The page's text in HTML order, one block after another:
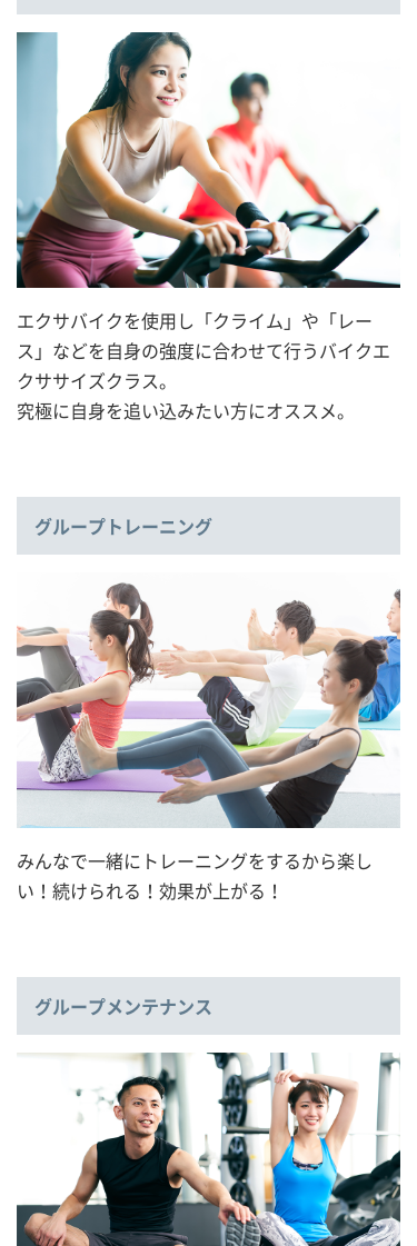
エクサバイクを使用し「クライム」や「レー
ス」などを自身の強度に合わせて行うバイクエ
クササイズクラス。
究極に自身を追い込みたい方にオススメ。
グループトレーニング
みんなで一緒にトレーニングをするから楽し
い！続けられる！効果が上がる！
グループメンテナンス